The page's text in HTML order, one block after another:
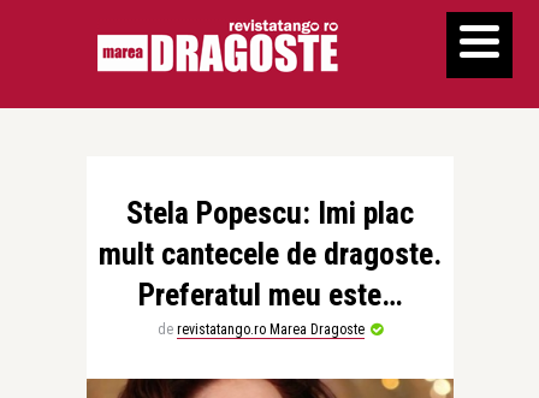
Stela Popescu: Imi plac
mult cantecele de dragoste.
Preferatul meu este…
de revistatango.ro Marea Dragoste